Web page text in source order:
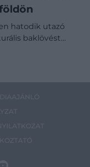
hatodik utazó
baklövést…